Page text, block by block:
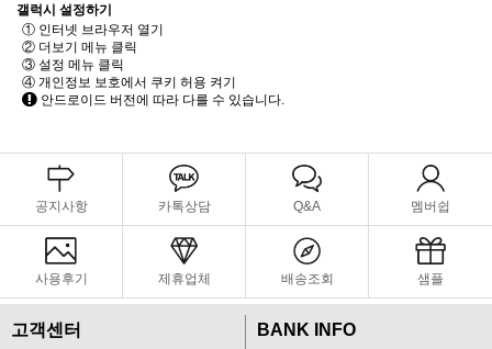
갤럭시 설정하기
① 인터넷 브라우저 열기
② 더보기 메뉴 클릭
③ 설정 메뉴 클릭
④ 개인정보 보호에서 쿠키 허용 켜기
안드로이드 버전에 따라 다를 수 있습니다.
공지사항 카톡상담 Q&A 멤버쉽
사용후기 제휴업체 배송조회 샘플
고객센터 BANK INFO